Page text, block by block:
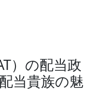
）の配当政
当貴族の魅